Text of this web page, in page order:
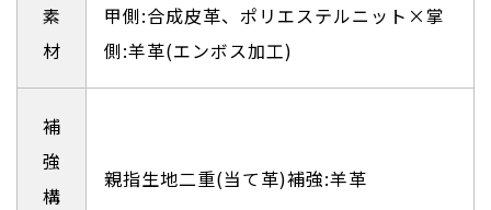
素
材
甲側:合成皮革、ポリエステルニット×掌
側:羊革(エンボス加工)
補
強
構
親指生地二重(当て革)補強:羊革